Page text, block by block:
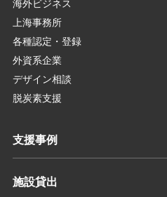
海外ビジネス
上海事務所
各種認定・登録
外資系企業
デザイン相談
脱炭素支援
支援事例
施設貸出